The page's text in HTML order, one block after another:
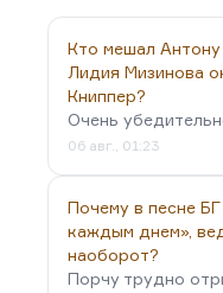
Кто мешал
Лидия Мизинова
Книппер?
Очень
06 авг., 01:23
Почему в песне
каждым днем»,
наоборот?
Порчу трудно